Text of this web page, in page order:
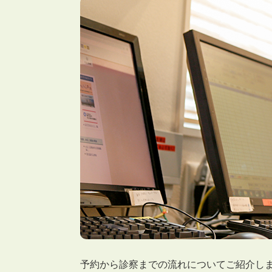
予約から診察までの流れについてご紹介し